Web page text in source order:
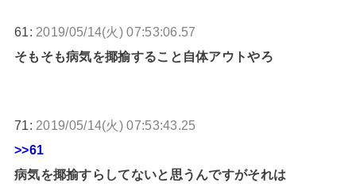
61: 2019/05/14(火) 07:53:06.57
そもそも病気を揶揄すること自体アウトやろ
71: 2019/05/14(火) 07:53:43.25
>>61
病気を揶揄すらしてないと思うんですがそれは